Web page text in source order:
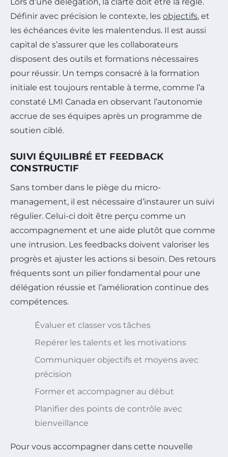
Définir avec précision le contexte, les objectifs, et
les échéances évite les malentendus. Il est aussi
capital de s’assurer que les collaborateurs
disposent des outils et formations nécessaires
pour réussir. Un temps consacré à la formation
initiale est toujours rentable à terme, comme l’a
constaté LMI Canada en observant l’autonomie
accrue de ses équipes après un programme de
soutien ciblé.
SUIVI ÉQUILIBRÉ ET FEEDBACK
CONSTRUCTIF
Sans tomber dans le piège du micro-
management, il est nécessaire d’instaurer un suivi
régulier. Celui-ci doit être perçu comme un
accompagnement et une aide plutôt que comme
une intrusion. Les feedbacks doivent valoriser les
progrès et ajuster les actions si besoin. Des retours
fréquents sont un pilier fondamental pour une
délégation réussie et l’amélioration continue des
compétences.
Évaluer et classer vos tâches
Repérer les talents et les motivations
Communiquer objectifs et moyens avec
précision
Former et accompagner au début
Planifier des points de contrôle avec
bienveillance
Pour vous accompagner dans cette nouvelle